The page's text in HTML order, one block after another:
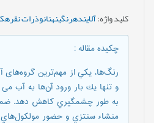
کلید واژه:آلایندهرنگینهنانوذرات
چکیده مقاله:
رنگ‌ها، يكي از مهم‌ترين گروه‌های
و تنها يك بار ورود آن‌ها به آب می
به طور چشمگيري كاهش دهد.
منشاء سنتزي و حضور مولكول‌هاي